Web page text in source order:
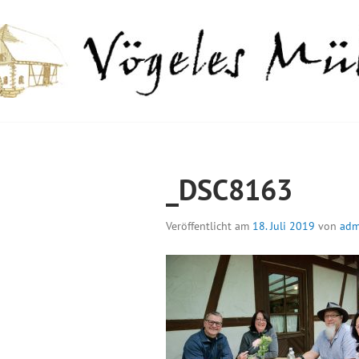
zum
Inhalt
_DSC8163
Veröffentlicht am 18. Juli 2019 von